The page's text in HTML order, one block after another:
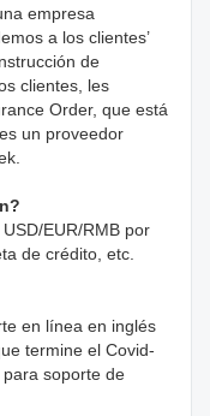
empresa
a los clientes’
de
clientes, les
Order, que está
un proveedor
EUR/RMB por
de crédito, etc.
en línea en inglés
termine el Covid-
soporte de